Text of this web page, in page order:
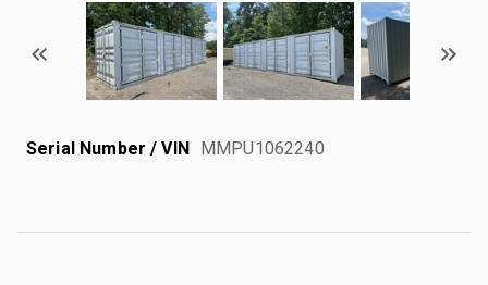
Serial Number / VIN MMPU1062240